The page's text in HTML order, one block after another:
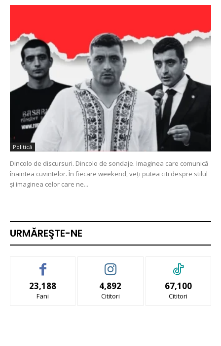
Politică
Dincolo de discursuri. Dincolo de sondaje. Imaginea care comunică
înaintea cuvintelor. În fiecare weekend, veți putea citi despre stilul
și imaginea celor care ne...
URMĂREŞTE-NE
23,188
Fani
4,892
Cititori
67,100
Cititori